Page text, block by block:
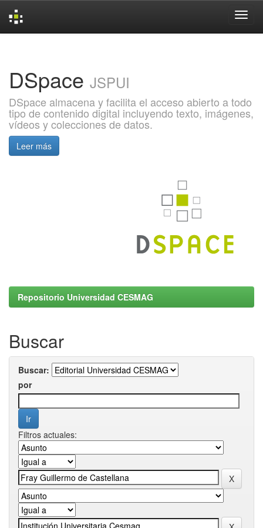
DSpace JSPUI
DSpace almacena y facilita el acceso abierto a todo
tipo de contenido digital incluyendo texto, imágenes,
vídeos y colecciones de datos.
Leer más
Repositorio Universidad CESMAG
Buscar
Buscar:
por
Filtros actuales: